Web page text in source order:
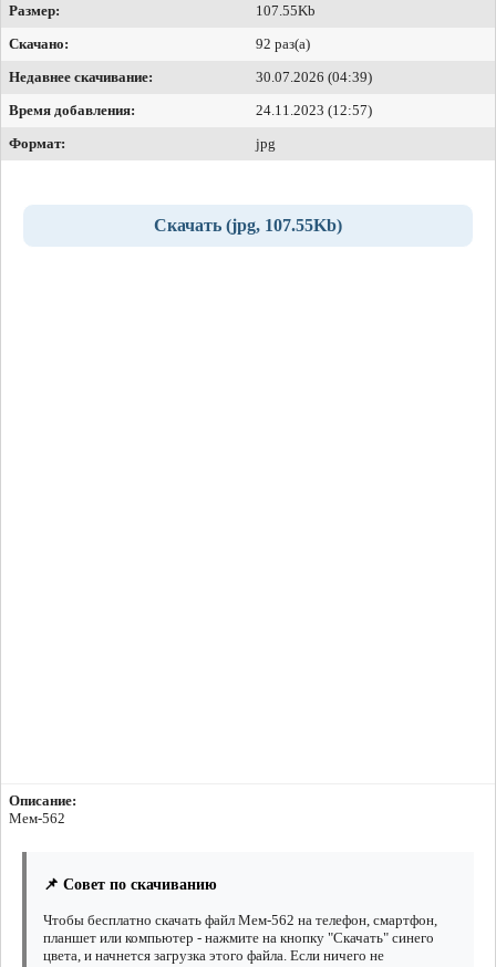
Размер:
107.55Kb
Скачано:
92 раз(а)
Недавнее скачивание:
30.07.2026 (04:39)
Время добавления:
24.11.2023 (12:57)
Формат:
jpg
Скачать (jpg, 107.55Kb)
Описание:
Мем-562
📌 Совет по скачиванию
Чтобы бесплатно скачать файл Мем-562 на телефон, смартфон,
планшет или компьютер - нажмите на кнопку "Скачать" синего
цвета, и начнется загрузка этого файла. Если ничего не